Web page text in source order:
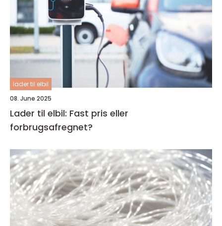
lader til elbil
08. June 2025
Lader til elbil: Fast pris eller
forbrugsafregnet?